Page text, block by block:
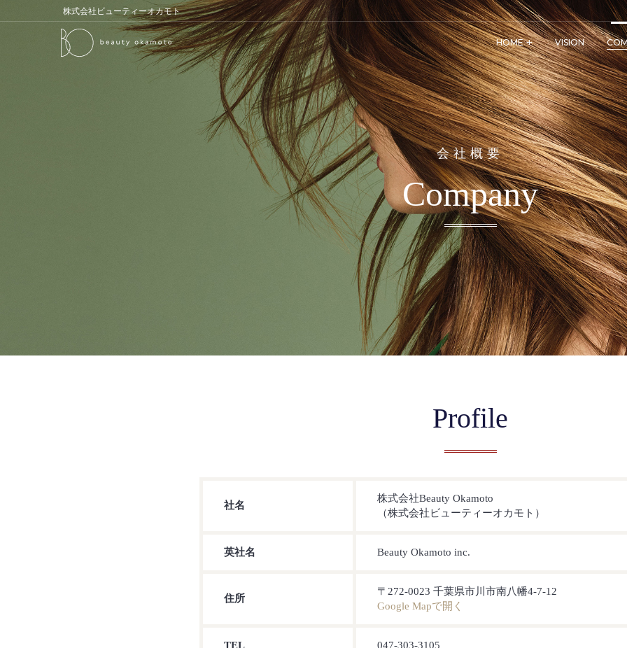
株式会社ビューティーオカモト
HOME VISION
会社概要
Company
Profile
社名
株式会社Beauty Okamoto
（株式会社ビューティーオカモト）
英社名 Beauty Okamoto inc.
住所
〒272-0023 千葉県市川市南八幡4-7-12
Google Mapで開く
TEL 047-303-3105